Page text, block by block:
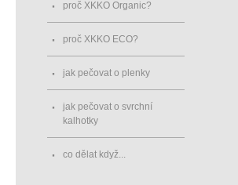
proč XKKO Organic?
proč XKKO ECO?
jak pečovat o plenky
jak pečovat o svrchní
kalhotky
co dělat když...